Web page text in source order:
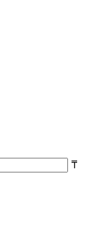
₸